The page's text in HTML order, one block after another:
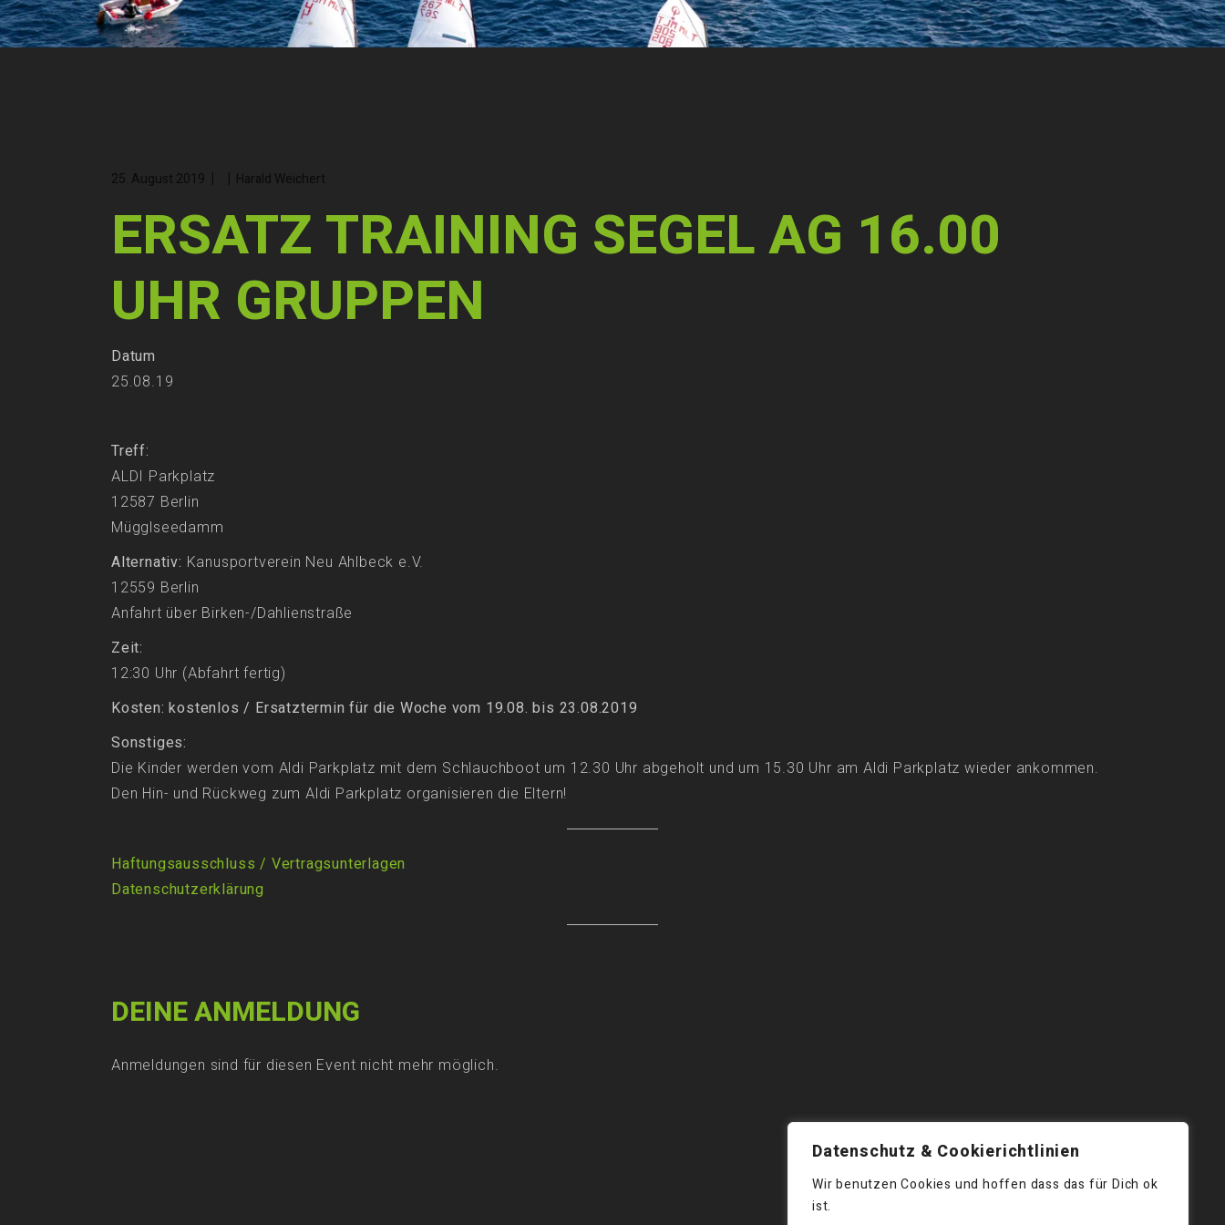
Datenschutz & Cookierichtlinien
Wir benutzen Cookies und hoffen dass das für Dich ok
ist.
25. August 2019 Harald Weichert
ERSATZ TRAINING SEGEL AG 16.00
UHR GRUPPEN
Datum
25.08.19
Treff:
ALDI Parkplatz
12587 Berlin
Mügglseedamm
Alternativ: Kanusportverein Neu Ahlbeck e.V.
12559 Berlin
Anfahrt über Birken-/Dahlienstraße
Zeit:
12:30 Uhr (Abfahrt fertig)
Kosten: kostenlos / Ersatztermin für die Woche vom 19.08. bis 23.08.2019
Sonstiges:
Die Kinder werden vom Aldi Parkplatz mit dem Schlauchboot um 12.30 Uhr abgeholt und um 15.30 Uhr am Aldi Parkplatz wieder ankommen.
Den Hin- und Rückweg zum Aldi Parkplatz organisieren die Eltern!
Haftungsausschluss / Vertragsunterlagen
Datenschutzerklärung
DEINE ANMELDUNG
Anmeldungen sind für diesen Event nicht mehr möglich.